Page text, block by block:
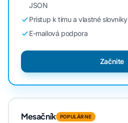
JSON
Prístup k tímu a vlastné slovníky
E-mailová podpora
Začnite
Mesačník POPULÁRNE